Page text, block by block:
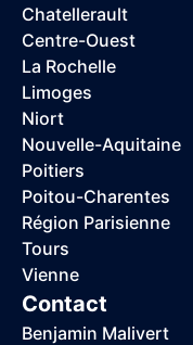
Chatellerault
Centre-Ouest
La Rochelle
Limoges
Niort
Nouvelle-Aquitaine
Poitiers
Poitou-Charentes
Région Parisienne
Tours
Vienne
Contact
Benjamin Malivert